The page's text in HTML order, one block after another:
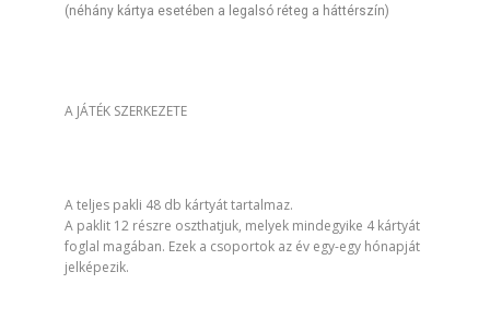
(néhány kártya esetében a legalsó réteg a háttérszín)
A JÁTÉK SZERKEZETE
A teljes pakli 48 db kártyát tartalmaz.
A paklit 12 részre oszthatjuk, melyek mindegyike 4 kártyát
foglal magában. Ezek a csoportok az év egy-egy hónapját
jelképezik.